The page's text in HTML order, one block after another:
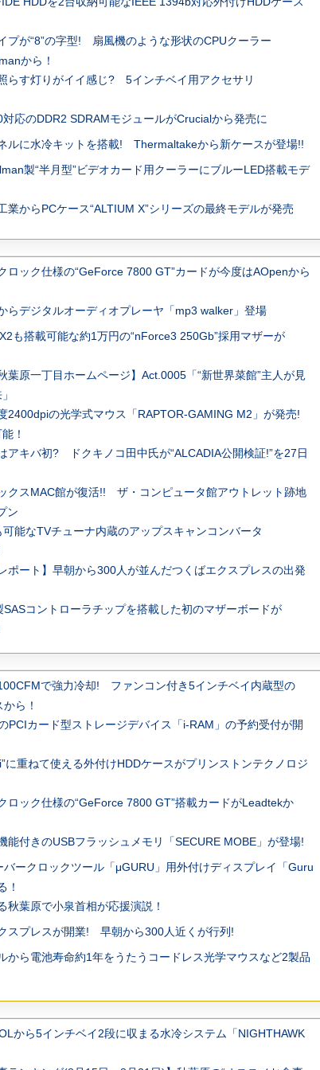
プが“8”の字型! 扇風機のような形状のCPUクーラー
から！
らす灯りがイイ感じ? 5インチベイ用アクセサリ
応のDDR2 SDRAMモジュールがCrucialから発売に
ルに水冷キットを搭載! Thermaltakeから新ケースが登場!!
製“半月型”ビデオカード用クーラーにブルーLED搭載モデ
業からPCケース“ALTIUM X”シリーズの最終モデルが発売
ロック仕様の“GeForce 7800 GT”カードが今度はAOpenから
らデジタルオーディオプレーヤ「mp3 walker」登場
も搭載可能な約1万円の“nForce3 250Gb”採用マザーが
葉原一丁目ホームページ】Act.0005「“新世界菜館”主人が見
2400dpiの光学式マウス「RAPTOR-GAMING M2」が発売!
！
アキバ初? ドクキノコ田中氏が“ALCADIA公開検証!”を27日
クスMAC館が復活!! ザ・コンピュータ館アウトレット跡地
ン
可能なTVチューナ内蔵のアップスキャンコンバータ
ポート】早朝から300人が並んだつくばエクスプレスの出発
SASコントローラチップを搭載した初のマザーボードが
で強力冷却! ファンコン付き5インチベイ内蔵型の
ら！
PCIカード型ストレージデバイス「i-RAM」の予約受付が開
に重ねて使える外付けHDDケースがプリンストンテクノロジ
ロック仕様の“GeForce 7800 GT”搭載カードがLeadtekか
能付きのUSBフラッシュメモリ「SECURE MOBE」が登場!
バークロックツール「μGURU」用外付けディスプレイ「Guru
！
秋葉原で小泉首相が応援演説！
スプレスが開業! 早朝から300人近くが行列!
から電池寿命約1年をうたうコードレス光学マウスなど2製品
から5インチベイ2段に収まる水冷システム「NIGHTHAWK